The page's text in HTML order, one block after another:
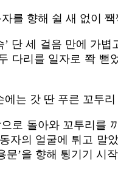
를 향해 쉴 새 없이
단 세 걸음 만에 가
다리를 일자로 쫙
는 갓 딴 푸른 꼬투
로 돌아와 꼬투리
의 얼굴에 튀고 말
’을 향해 튕기기 시